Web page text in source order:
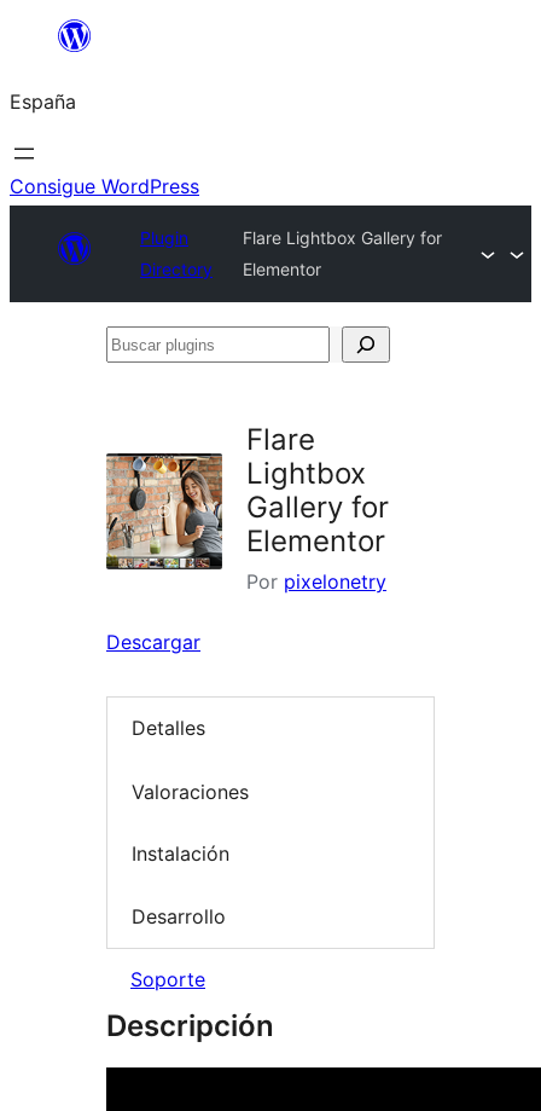
Saltar
contenido
España
Consigue WordPress
Plugin
Directory
Flare Lightbox Gallery for
Elementor
Buscar
Flare
Lightbox
Gallery for
Elementor
Por pixelonetry
Descargar
Detalles
Valoraciones
Instalación
Desarrollo
Soporte
Descripción